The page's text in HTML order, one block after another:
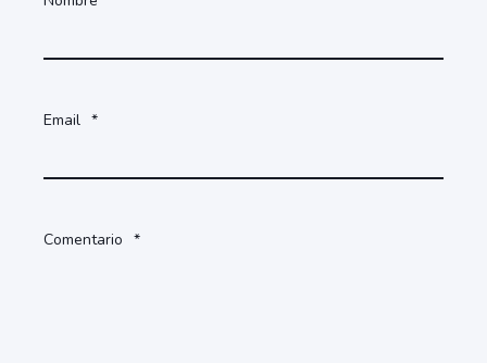
Email *
Comentario *